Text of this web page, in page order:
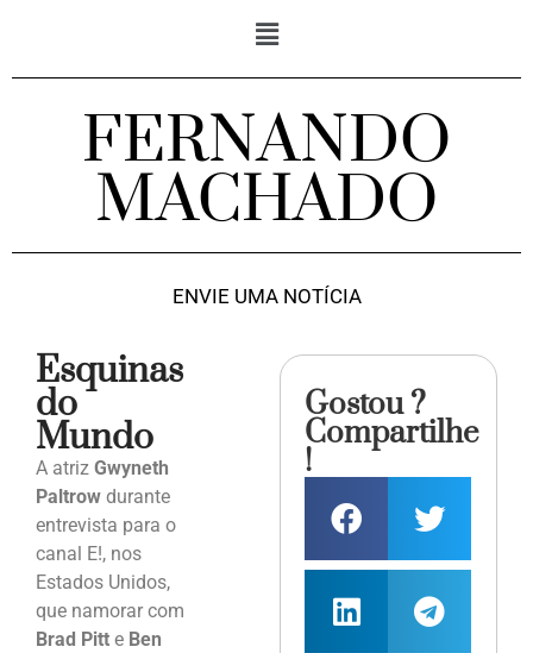
FERNANDO
MACHADO
ENVIE UMA NOTÍCIA
Esquinas
do
Mundo
A atriz Gwyneth
Paltrow durante
entrevista para o
canal E!, nos
Estados Unidos,
que namorar com
Brad Pitt e Ben
Gostou ?
Compartilhe
!